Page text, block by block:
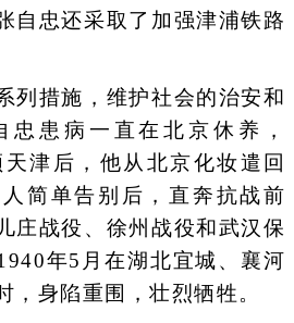
自忠还采取了加强津浦铁路
措施，维护社会的治安和
忠患病一直在北京休养，
津后，他从北京化妆遣回
简单告别后，直奔抗战前
庄战役、徐州战役和武汉保
年5月在湖北宜城、襄河
，身陷重围，壮烈牺牲。